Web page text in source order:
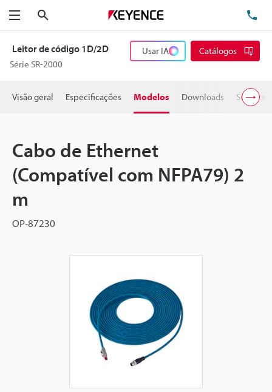
Menu
Leitor de código 1D/2D
Série SR-2000
Usar IA Catálogos
Visão geral Especificações Modelos Downloads Suporte
Cabo de Ethernet
(Compatível com NFPA79) 2
m
OP-87230